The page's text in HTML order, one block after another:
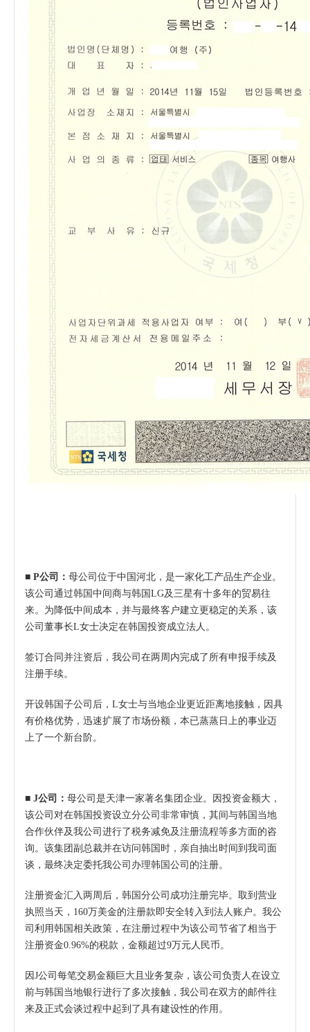
■ P公司： 母公司位于中国河北，是一家化工产品生产企业。
该公司通过韩国中间商与韩国LG及三星有十多年的贸易往
来。为降低中间成本，并与最终客户建立更稳定的关系，该
公司董事长L女士决定在韩国投资成立法人。
签订合同并注资后，我公司在两周内完成了所有申报手续及
注册手续。
开设韩国子公司后，L女士与当地企业更近距离地接触，因具
有价格优势，迅速扩展了市场份额，本已蒸蒸日上的事业迈
上了一个新台阶。
■ J公司： 母公司是天津一家著名集团企业。因投资金额大，
该公司对在韩国投资设立分公司非常审慎，其间与韩国当地
合作伙伴及我公司进行了税务减免及注册流程等多方面的咨
询。该集团副总裁并在访问韩国时，亲自抽出时间到我司面
谈，最终决定委托我公司办理韩国公司的注册。
注册资金汇入两周后，韩国分公司成功注册完毕。取到营业
执照当天，160万美金的注册款即安全转入到法人账户。我公
司利用韩国相关政策，在注册过程中为该公司节省了相当于
注册资金0.96%的税款，金额超过9万元人民币。
因J公司每笔交易金额巨大且业务复杂，该公司负责人在设立
前与韩国当地银行进行了多次接触，我公司在双方的邮件往
来及正式会谈过程中起到了具有建设性的作用。